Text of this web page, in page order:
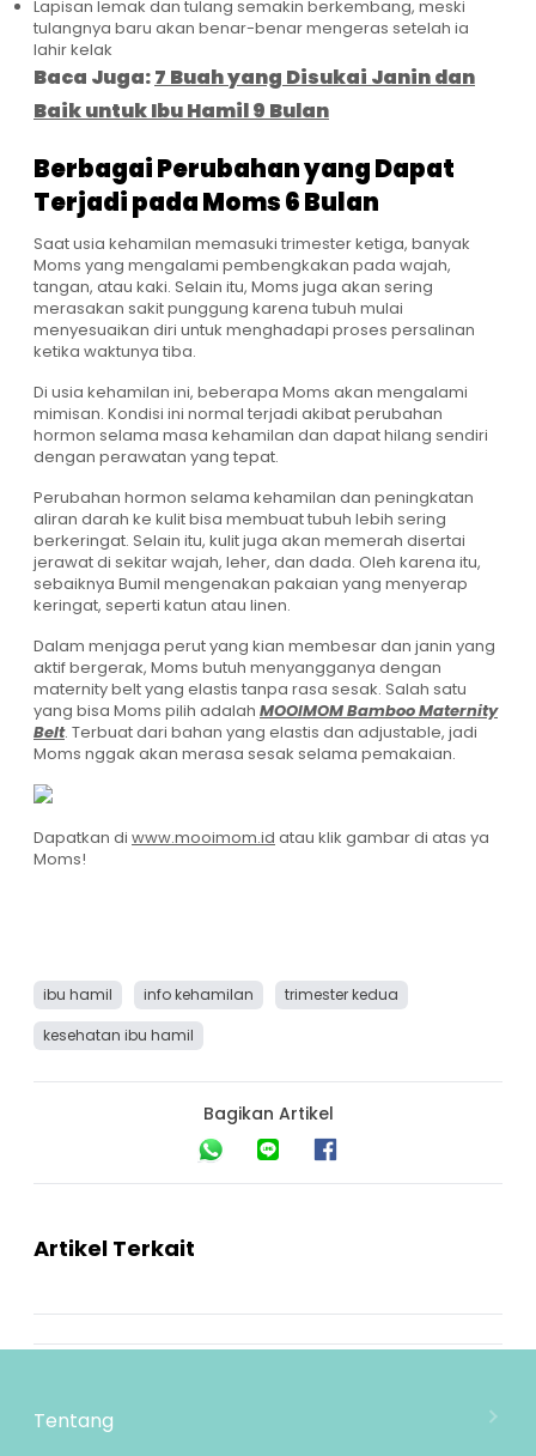
Lapisan lemak dan tulang semakin berkembang, meski
tulangnya baru akan benar-benar mengeras setelah ia
lahir kelak
Baca Juga:7 Buah yang Disukai Janin dan
Baik untuk Ibu Hamil 9 Bulan
Berbagai Perubahan yang Dapat
Terjadi pada Moms 6 Bulan
Saat usia kehamilan memasuki trimester ketiga, banyak
Moms yang mengalami pembengkakan pada wajah,
tangan, atau kaki. Selain itu, Moms juga akan sering
merasakan sakit punggung karena tubuh mulai
menyesuaikan diri untuk menghadapi proses persalinan
ketika waktunya tiba.
Di usia kehamilan ini, beberapa Moms akan mengalami
mimisan. Kondisi ini normal terjadi akibat perubahan
hormon selama masa kehamilan dan dapat hilang sendiri
dengan perawatan yang tepat.
Perubahan hormon selama kehamilan dan peningkatan
aliran darah ke kulit bisa membuat tubuh lebih sering
berkeringat. Selain itu, kulit juga akan memerah disertai
jerawat di sekitar wajah, leher, dan dada. Oleh karena itu,
sebaiknya Bumil mengenakan pakaian yang menyerap
keringat, seperti katun atau linen.
Dalam menjaga perut yang kian membesar dan janin yang
aktif bergerak, Moms butuh menyangganya dengan
maternity belt yang elastis tanpa rasa sesak. Salah satu
yang bisa Moms pilih adalah MOOIMOM Bamboo Maternity
Belt. Terbuat dari bahan yang elastis dan adjustable, jadi
Moms nggak akan merasa sesak selama pemakaian.
Dapatkan di www.mooimom.id atau klik gambar di atas ya
Moms!
ibu hamil info kehamilan
trimester kedua
kesehatan ibu hamil
Bagikan Artikel
Artikel Terkait
Tentang